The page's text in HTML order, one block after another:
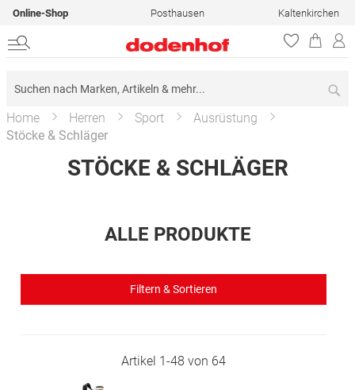
Online-Shop Posthausen Kaltenkirchen
Home Herren Sport
Ausrüstung
Stöcke & Schläger
STÖCKE & SCHLÄGER
ALLE PRODUKTE
Filtern & Sortieren
Artikel 1-48 von 64